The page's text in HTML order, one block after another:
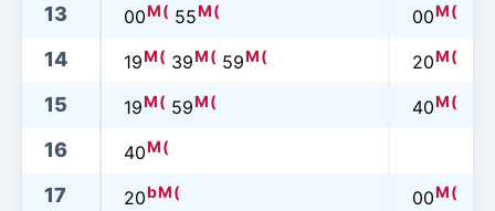
13
00M( 55M( 00M(
14 19M( 39M( 59M( 20M(
15 19M( 59M( 40M(
16 40M(
17 20bM( 00M(